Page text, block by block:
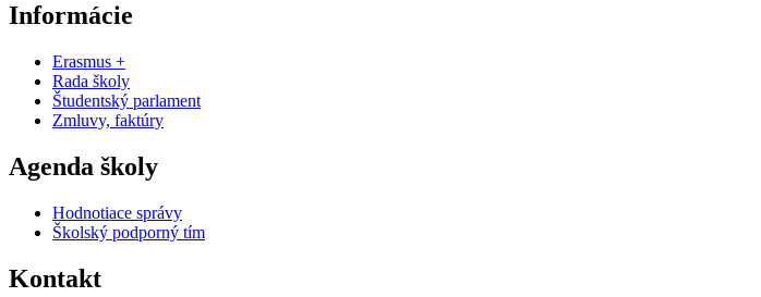
Informácie
Erasmus +
Rada školy
Študentský parlament
Zmluvy, faktúry
Agenda školy
Hodnotiace správy
Školský podporný tím
Kontakt